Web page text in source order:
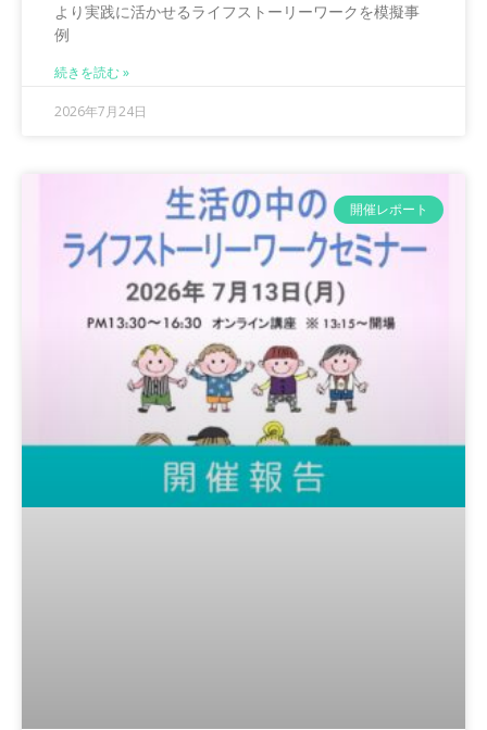
より実践に活かせるライフストーリーワークを模擬事
例
続きを読む »
2026年7月24日
開催レポート